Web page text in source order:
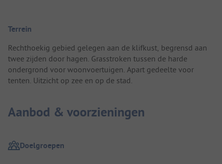
Terrein
Rechthoekig gebied gelegen aan de klifkust, begrensd aan
twee zijden door hagen. Grasstroken tussen de harde
ondergrond voor woonvoertuigen. Apart gedeelte voor
tenten. Uitzicht op zee en op de stad.
Aanbod & voorzieningen
Doelgroepen